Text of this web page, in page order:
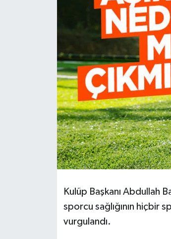
Kulüp Başkanı Abdullah
sporcu sağlığının hiçbir
vurgulandı.
MAGAZİN
POLİTİKA
RESMİ İLANLAR
Tarihi Yapılarımız